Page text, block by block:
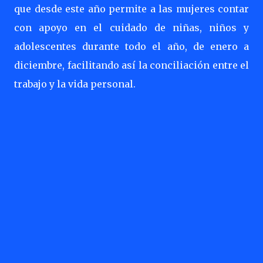
que desde este año permite a las mujeres contar
con apoyo en el cuidado de niñas, niños y
adolescentes durante todo el año, de enero a
diciembre, facilitando así la conciliación entre el
trabajo y la vida personal.